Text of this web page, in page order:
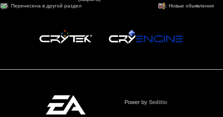
: Перенесена в другой раздел : Новые обьявления
Power by Seditio